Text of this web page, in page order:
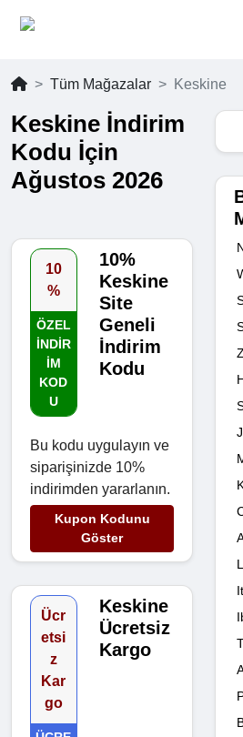
Tüm Mağazalar Keskine
Keskine İndirim
Kodu İçin
Ağustos 2026
10
%
ÖZEL
INDIR
IM
KOD
U
10%
Keskine
Site
Geneli
İndirim
Kodu
Bu kodu uygulayın ve
siparişinizde 10%
indirimden yararlanın.
Kupon Kodunu
Göster
Ücr
etsi
z
Kar
go
Keskine
Ücretsiz
Kargo